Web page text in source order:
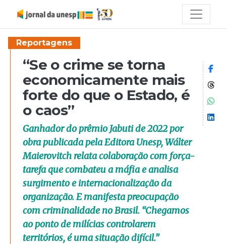
Reportagens
“Se o crime se torna
economicamente mais
forte do que o Estado, é
o caos”
Ganhador do prêmio Jabuti de 2022 por
obra publicada pela Editora Unesp, Wálter
Maierovitch relata colaboração com força-
tarefa que combateu a máfia e analisa
surgimento e internacionalização da
organização. E manifesta preocupação
com criminalidade no Brasil. “Chegamos
ao ponto de milícias controlarem
territórios, é uma situação difícil.”